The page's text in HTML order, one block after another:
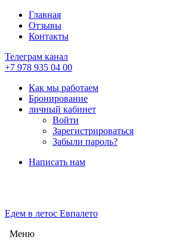
Главная
Отзывы
Контакты
Телеграм канал
+7 978 935 04 00
Как мы работаем
Бронирование
личный кабинет
Войти
Зарегистрироваться
Забыли пароль?
Написать нам
Едем в летос Евпалето
Меню